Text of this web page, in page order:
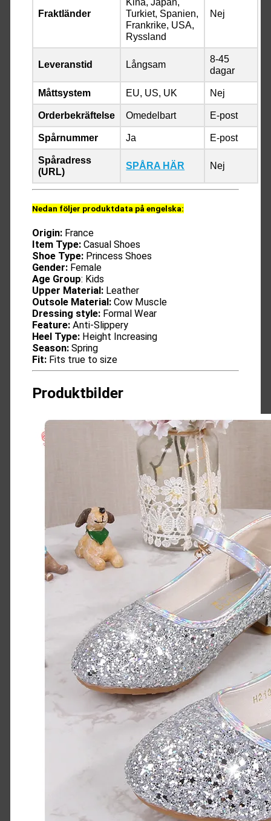
Fraktländer
Turkiet, Spanien,
Frankrike, USA,
Ryssland
Nej
Leveranstid Långsam
8-45
dagar
Måttsystem EU, US, UK Nej
Orderbekräftelse Omedelbart E-post
Spårnummer Ja E-post
Spåradress
(URL)
SPÅRA HÄR Nej
Nedan följer produktdata på engelska:
Origin: France
Item Type:Casual Shoes
Shoe Type: Princess Shoes
Gender: Female
Age Group: Kids
Upper Material: Leather
Outsole Material: Cow Muscle
Dressing style: Formal Wear
Feature: Anti-Slippery
Heel Type: Height Increasing
Season: Spring
Fit: Fits true to size
Produktbilder